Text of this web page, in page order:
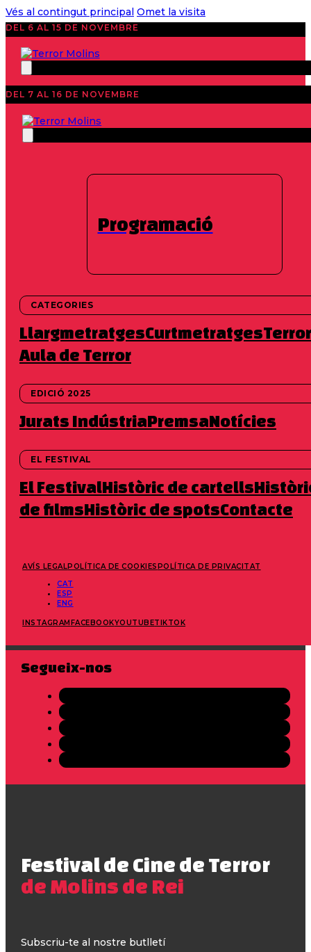
Vés al contingut principal Omet la visita
DEL 6 AL 15 DE NOVEMBRE
DEL 7 AL 16 DE NOVEMBRE
Programació
CATEGORIES
LlargmetratgesCurtmetratges
Aula de Terror
EDICIÓ 2025
Jurats IndústriaPremsaNotícies
EL FESTIVAL
El FestivalHistòric de cartells
de filmsHistòric de spotsContacte
AVÍS LEGALPOLÍTICA DE COOKIESPOLÍTICA DE PRIVACITAT
CAT
ESP
ENG
INSTAGRAMFACEBOOKYOUTUBETIKTOK
Pre-reserva feta!
tinguis, mentrestant pots seguir navegant per la
Segueix-nos
Festival de Cine de Terror
de Molins de Rei
Subscriu-te al nostre butlletí